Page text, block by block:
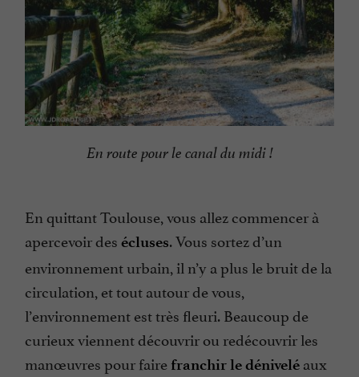
En route pour le canal du midi !
En quittant Toulouse, vous allez commencer à
apercevoir des écluses. Vous sortez d’un
environnement urbain, il n’y a plus le bruit de la
circulation, et tout autour de vous,
l’environnement est très fleuri. Beaucoup de
curieux viennent découvrir ou redécouvrir les
manœuvres pour faire franchir le dénivelé aux